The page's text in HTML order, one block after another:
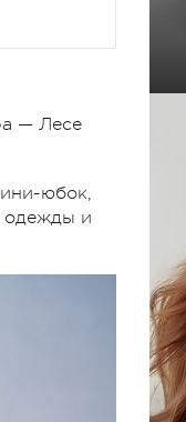
— Лесе
юбок,
одежды и